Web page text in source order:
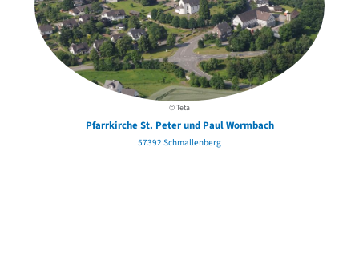
© Teta
Pfarrkirche St. Peter und Paul Wormbach
57392 Schmallenberg